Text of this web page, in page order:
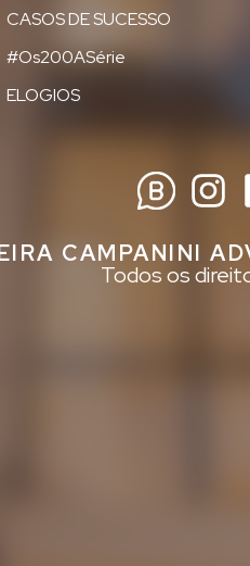
CASOS DE SUCESSO
#Os200ASérie
ELOGIOS
CAMPANINI
Todos os